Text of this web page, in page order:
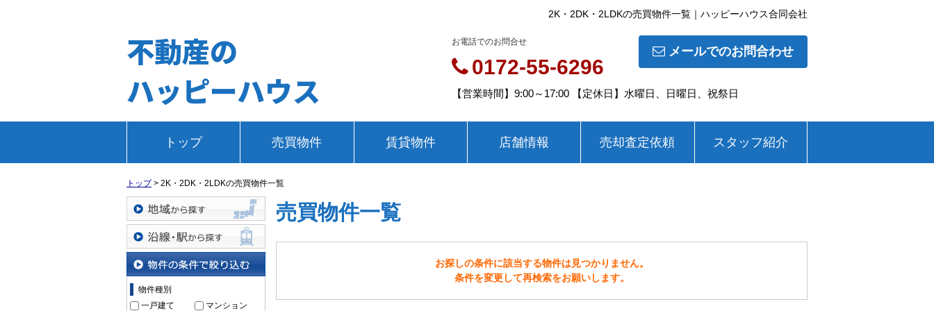
2K・2DK・2LDKの売買物件一覧｜ハッピーハウス合同会社
不動産の
ハッピーハウス
メールでのお問合わせ
お電話でのお問合せ
0172-55-6296
【営業時間】9:00～17:00 【定休日】水曜日、日曜日、祝祭日
トップ 売買物件 賃貸物件 店舗情報 売却査定依頼 スタッフ紹介
トップ> 2K・2DK・2LDKの売買物件一覧
地域から探す
沿線・駅から探す
物件の条件で絞り込む
物件種別
一戸建て
マンション
売買物件一覧
お探しの条件に該当する物件は見つかりません。
条件を変更して再検索をお願いします。